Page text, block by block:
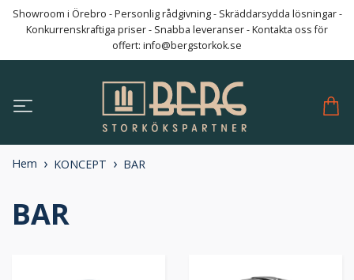
Showroom i Örebro - Personlig rådgivning - Skräddarsydda lösningar -
Konkurrenskraftiga priser - Snabba leveranser - Kontakta oss för
offert: info@bergstorkok.se
Hem KONCEPT BAR
BAR